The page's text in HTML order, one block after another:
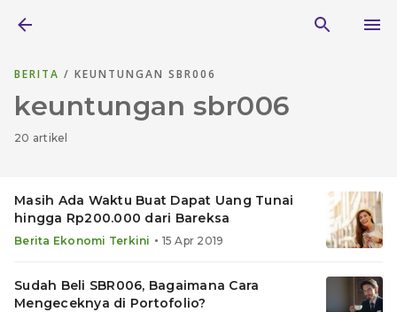
BERITA / KEUNTUNGAN SBR006
keuntungan sbr006
20 artikel
Masih Ada Waktu Buat Dapat Uang Tunai
hingga Rp200.000 dari Bareksa
Berita Ekonomi Terkini • 15 Apr 2019
Sudah Beli SBR006, Bagaimana Cara
Mengeceknya di Portofolio?